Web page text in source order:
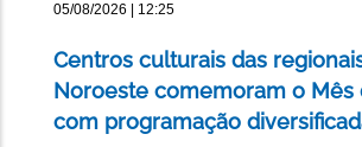
05/08/2026 | 12:25
Centros culturais das
Noroeste comemoram o Mês
com programação